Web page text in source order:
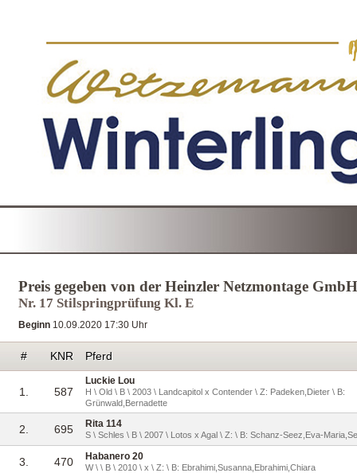
Preis gegeben von der Heinzler Netzmontage GmbH
Nr. 17 Stilspringprüfung Kl. E
Beginn 10.09.2020 17:30 Uhr
# KNR Pferd
1. 587
Luckie Lou
H \ Old \ B \ 2003 \ Landcapitol x Contender \ Z: Padeken,Dieter \ B:
Grünwald,Bernadette
2. 695 Rita 114
S \ Schles \ B \ 2007 \ Lotos x Agal \ Z: \ B: Schanz-Seez,Eva-
3. 470 Habanero 20
W \ \ B \ 2010 \ x \ Z: \ B: Ebrahimi,Susanna,Ebrahimi,Chiara